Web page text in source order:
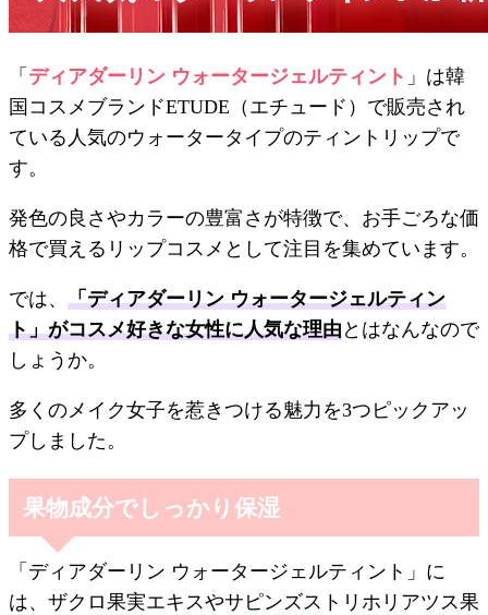
「 ディアダーリン ウォータージェルティント 」は韓
国コスメブランドETUDE（エチュード）で販売され
ている人気のウォータータイプのティントリップで
す。
発色の良さやカラーの豊富さが特徴で、お手ごろな価
格で買えるリップコスメとして注目を集めています。
では、 「ディアダーリン ウォータージェルティン
ト」がコスメ好きな女性に人気な理由とはなんなので
しょうか。
多くのメイク女子を惹きつける魅力を3つピックアッ
プしました。
果物成分でしっかり保湿
「ディアダーリン ウォータージェルティント」に
は、ザクロ果実エキスやサピンズストリホリアツス果